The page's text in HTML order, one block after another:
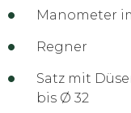
Manometer
Regner
Satz mit
bis Ø 32